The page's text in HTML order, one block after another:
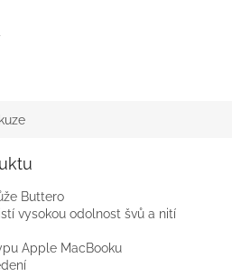
Buttero
vysokou odolnost švů a nití
Apple MacBooku